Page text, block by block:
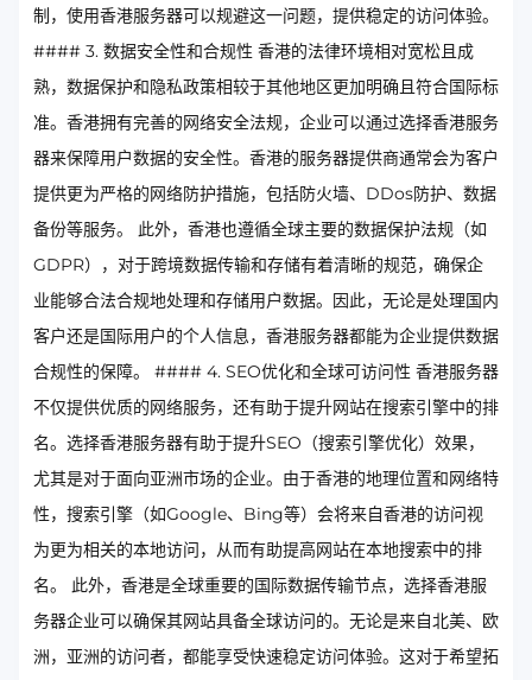
制，使用香港服务器可以规避这一问题，提供稳定的访问体验。
#### 3. 数据安全性和合规性 香港的法律环境相对宽松且成
熟，数据保护和隐私政策相较于其他地区更加明确且符合国际标
准。香港拥有完善的网络安全法规，企业可以通过选择香港服务
器来保障用户数据的安全性。香港的服务器提供商通常会为客户
提供更为严格的网络防护措施，包括防火墙、DDos防护、数据
备份等服务。 此外，香港也遵循全球主要的数据保护法规（如
GDPR），对于跨境数据传输和存储有着清晰的规范，确保企
业能够合法合规地处理和存储用户数据。因此，无论是处理国内
客户还是国际用户的个人信息，香港服务器都能为企业提供数据
合规性的保障。 #### 4. SEO优化和全球可访问性 香港服务器
不仅提供优质的网络服务，还有助于提升网站在搜索引擎中的排
名。选择香港服务器有助于提升SEO（搜索引擎优化）效果，
尤其是对于面向亚洲市场的企业。由于香港的地理位置和网络特
性，搜索引擎（如Google、Bing等）会将来自香港的访问视
为更为相关的本地访问，从而有助提高网站在本地搜索中的排
名。 此外，香港是全球重要的国际数据传输节点，选择香港服
务器企业可以确保其网站具备全球访问的。无论是来自北美、欧
洲，亚洲的访问者，都能享受快速稳定访问体验。这对于希望拓